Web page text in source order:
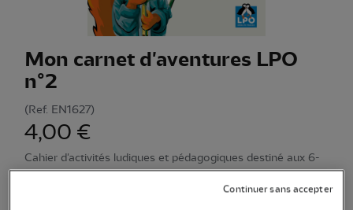
Mon carnet d'aventures LPO
n°2
(Ref. EN1627)
4,00 €
Cahier d'activités ludiques et pédagogiques destiné aux 6-
Continuer sans accepter